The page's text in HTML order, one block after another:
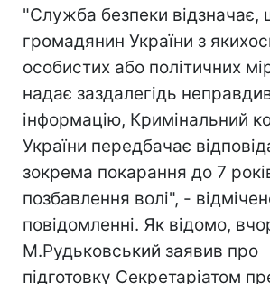
"Служба безпеки
громадянин України з
особистих або політичних
надає заздалегідь
інформацію, Кримінальний
України передбачає
зокрема покарання до 7
позбавлення волі", -
повідомленні. Як відомо,
М.Рудьковський заявив про
підготовку Секретаріатом